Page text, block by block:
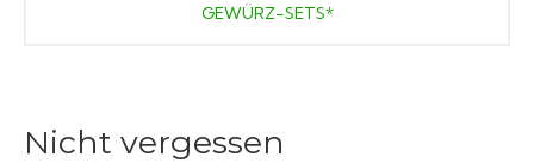
GEWÜRZ-SETS*
Nicht vergessen